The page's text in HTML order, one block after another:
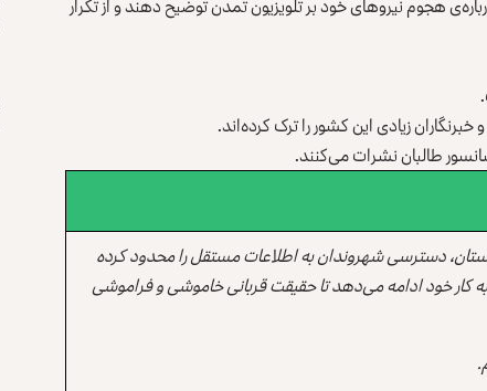
زیادی این کشور را ترک کرده‌اند.
طالبان نشرات می‌کنند.
دسترسی شهروندان به اطلاعات مستقل را محدود کرده
کار خود ادامه می‌دهد تا حقیقت قربانی خاموشی و فراموشی